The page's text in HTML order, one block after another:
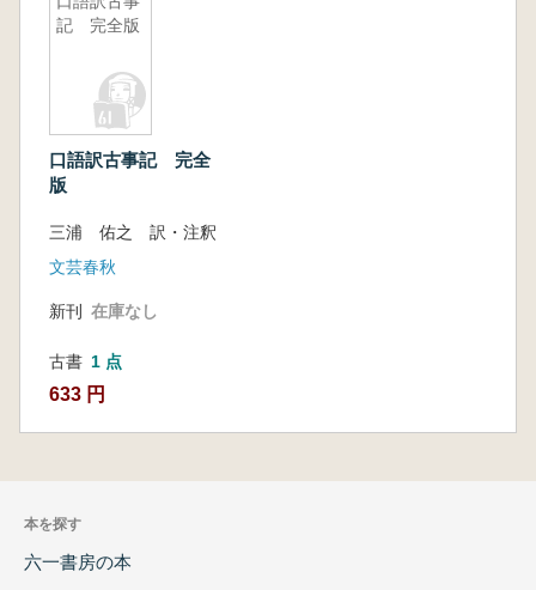
記 完全版
口語訳古事記 完全
版
三浦 佑之 訳・注釈
文芸春秋
新刊 在庫なし
古書 1 点
633 円
本を探す
六一書房の本